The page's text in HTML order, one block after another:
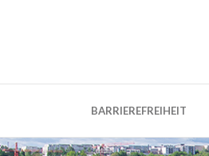
BARRIEREFREIHEIT